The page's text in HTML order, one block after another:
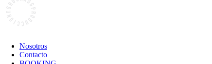
Nosotros
Contacto